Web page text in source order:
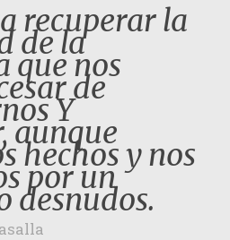
recuperar la
de la
que nos
de
Y
aunque
hechos y nos
por un
desnudos.